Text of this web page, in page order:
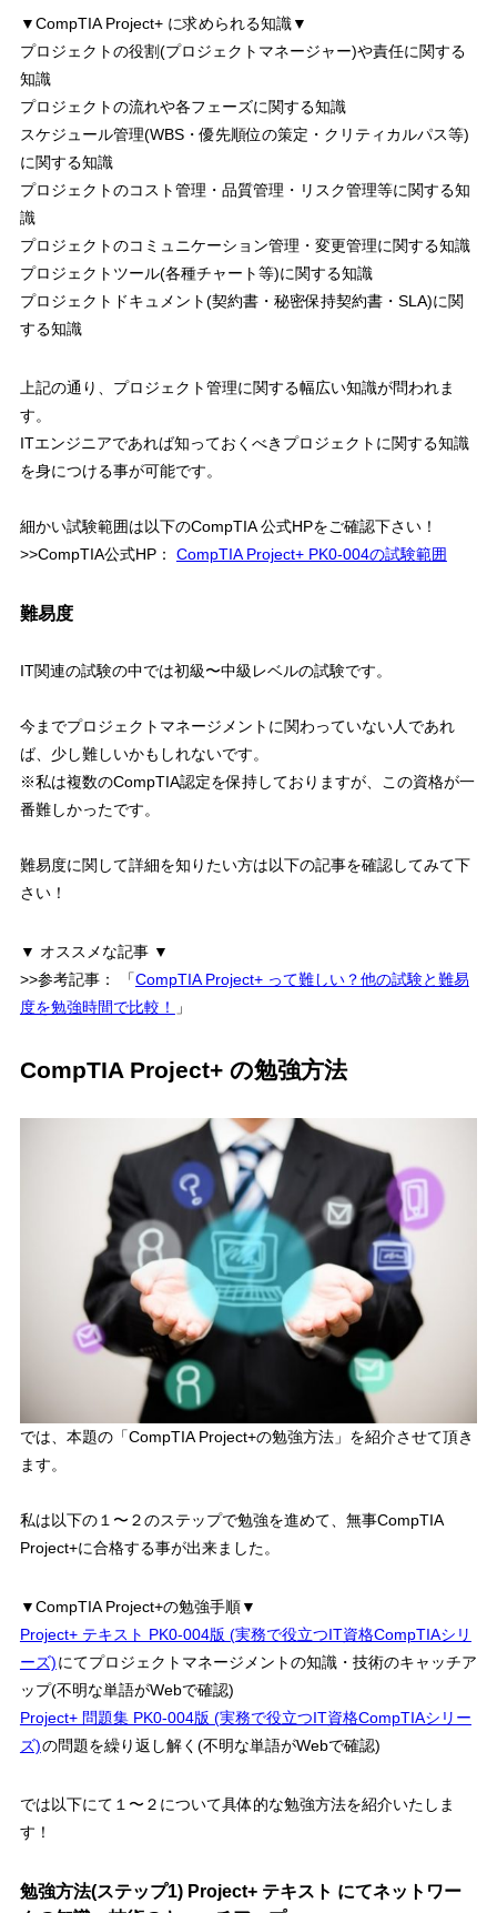
▼CompTIA Project+ に求められる知識▼
プロジェクトの役割(プロジェクトマネージャー)や責任に関する
知識
プロジェクトの流れや各フェーズに関する知識
スケジュール管理(WBS・優先順位の策定・クリティカルパス等)
に関する知識
プロジェクトのコスト管理・品質管理・リスク管理等に関する知
識
プロジェクトのコミュニケーション管理・変更管理に関する知識
プロジェクトツール(各種チャート等)に関する知識
プロジェクトドキュメント(契約書・秘密保持契約書・SLA)に関
する知識
上記の通り、プロジェクト管理に関する幅広い知識が問われま
す。
ITエンジニアであれば知っておくべきプロジェクトに関する知識
を身につける事が可能です。
細かい試験範囲は以下のCompTIA 公式HPをご確認下さい！
>>CompTIA公式HP：
CompTIA Project+ PK0-004の試験範囲
難易度
IT関連の試験の中では初級〜中級レベルの試験です。
今までプロジェクトマネージメントに関わっていない人であれ
ば、少し難しいかもしれないです。
※私は複数のCompTIA認定を保持しておりますが、この資格が一
番難しかったです。
難易度に関して詳細を知りたい方は以下の記事を確認してみて下
さい！
▼ オススメな記事 ▼
>>参考記事：
「CompTIA Project+ って難しい？他の試験と難易
度を勉強時間で比較！
」
CompTIA Project+ の勉強方法
では、本題の「CompTIA Project+の勉強方法」を紹介させて頂き
ます。
私は以下の１〜２のステップで勉強を進めて、無事CompTIA
Project+に合格する事が出来ました。
▼CompTIA Project+の勉強手順▼
Project+ テキスト PK0-004版 (実務で役立つIT資格CompTIAシリ
ーズ)にてプロジェクトマネージメントの知識・技術のキャッチア
ップ(不明な単語がWebで確認)
Project+ 問題集 PK0-004版 (実務で役立つIT資格CompTIAシリー
ズ)の問題を繰り返し解く(不明な単語がWebで確認)
では以下にて１〜２について具体的な勉強方法を紹介いたしま
す！
勉強方法(ステップ1) Project+ テキスト にてネットワー